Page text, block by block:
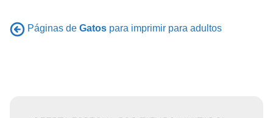
Páginas de Gatos para imprimir para adultos